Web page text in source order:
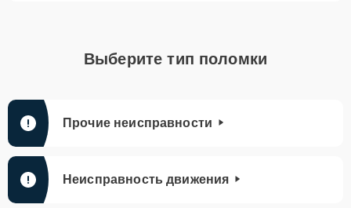
Выберите тип поломки
Прочие неисправности
Неисправность движения